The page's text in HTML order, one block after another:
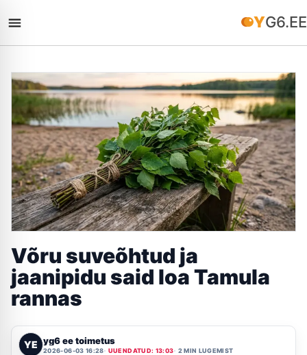
YG6.EE
Võru suveõhtud ja
jaanipidu said loa Tamula
rannas
YE yg6 ee toimetus
2026-06-03 16:28 UUENDATUD: 13:03 2 MIN LUGEMIST